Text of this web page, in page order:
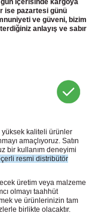
içerisinde kargoya
ise pazartesi günü
ve güveni, bizim
anlayış ve sabır
kaliteli ürünler
amaçlıyoruz. Satın
bir kullanım deneyimi
resmi distribütör
üretim veya malzeme
olmayı taahhüt
ve ürünlerinizin tam
birlikte olacaktır.